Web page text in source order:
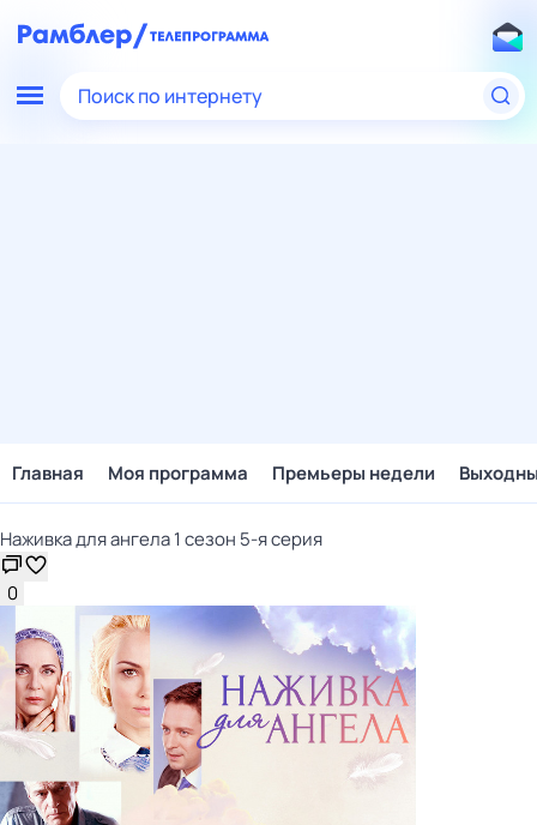
Поиск по интернету
Главная Моя программа Премьеры недели
Наживка для ангела 1 сезон 5-я серия
0